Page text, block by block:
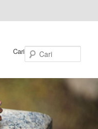
Cari